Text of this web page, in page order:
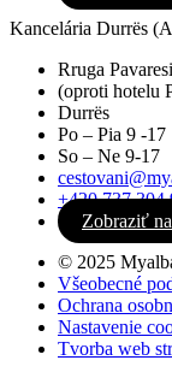
Kancelária Durrës
Rruga
(oproti hotelu
Durrës
Po – Pia 9 -17
So – Ne 9-17
+420 737 304
Zobraziť
© 2025
Všeobecné
Ochrana
Nastavenie
Tvorba web